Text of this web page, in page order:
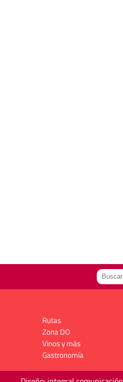
Rutas
Zona DO
Vinos y más
Gastronomía